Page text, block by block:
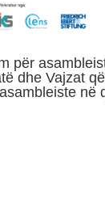
për
dhe Vajzat
në